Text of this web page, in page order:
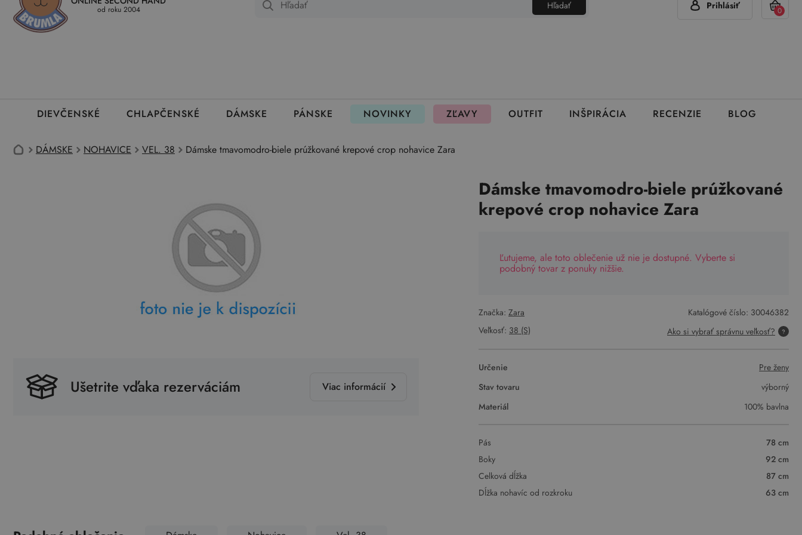
Kedy a ako dostanem tovar Ako môžem vrátiť oblečenie Ako fungujú rezervácie +420 777 319 477 (Pon - Pia 7:00 - 15:00) info@brumla.sk
od roku 2004 Hľadať Prihlásiť 0
DIEVČENSKÉ CHLAPČENSKÉ DÁMSKE PÁNSKE NOVINKY ZĽAVY OUTFIT INŠPIRÁCIA RECENZIE BLOG
DÁMSKE NOHAVICE VEL. 38 Dámske tmavomodro-biele prúžkované krepové crop nohavice Zara
Ušetrite vďaka rezerváciám Viac informácií
Dámske tmavomodro-biele prúžkované
krepové crop nohavice Zara
Ľutujeme, ale toto oblečenie už nie je dostupné. Vyberte si
podobný tovar z ponuky nižšie.
Značka: Zara Katalógové číslo: 30046382
Veľkosť: 38 (S) Ako si vybrať správnu veľkosť?
Určenie
Pre ženy
Stav tovaru
výborný
Materiál
100% bavlna
Pás
78 cm
Boky
92 cm
Celková dĺžka
87 cm
Dĺžka nohavíc od rozkroku
63 cm